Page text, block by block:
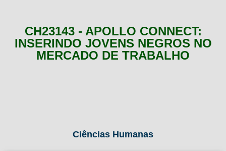
CH23143 - APOLLO CONNECT:
INSERINDO JOVENS NEGROS NO
MERCADO DE TRABALHO
Ciências Humanas